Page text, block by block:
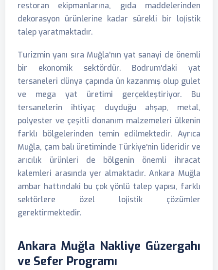
restoran ekipmanlarına, gıda maddelerinden
dekorasyon ürünlerine kadar sürekli bir lojistik
talep yaratmaktadır.
Turizmin yanı sıra Muğla'nın yat sanayi de önemli
bir ekonomik sektördür. Bodrum'daki yat
tersaneleri dünya çapında ün kazanmış olup gulet
ve mega yat üretimi gerçekleştiriyor. Bu
tersanelerin ihtiyaç duyduğu ahşap, metal,
polyester ve çeşitli donanım malzemeleri ülkenin
farklı bölgelerinden temin edilmektedir. Ayrıca
Muğla, çam balı üretiminde Türkiye'nin lideridir ve
arıcılık ürünleri de bölgenin önemli ihracat
kalemleri arasında yer almaktadır. Ankara Muğla
ambar hattındaki bu çok yönlü talep yapısı, farklı
sektörlere özel lojistik çözümler
gerektirmektedir.
Ankara Muğla Nakliye Güzergahı
ve Sefer Programı